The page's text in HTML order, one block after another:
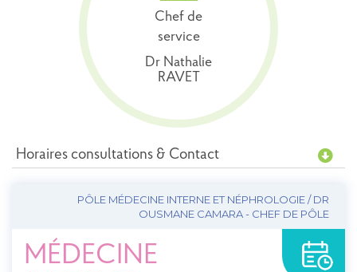
Chef de
service
Dr Nathalie
RAVET
Horaires consultations & Contact
PÔLE MÉDECINE INTERNE ET NÉPHROLOGIE / DR
OUSMANE CAMARA - CHEF DE PÔLE
MÉDECINE